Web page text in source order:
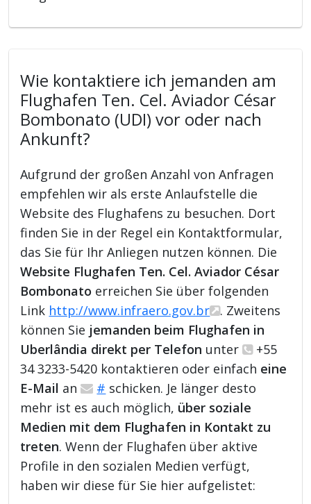
Wie kontaktiere ich jemanden am
Flughafen Ten. Cel. Aviador César
Bombonato (UDI) vor oder nach
Ankunft?
Aufgrund der großen Anzahl von Anfragen
empfehlen wir als erste Anlaufstelle die
Website des Flughafens zu besuchen. Dort
finden Sie in der Regel ein Kontaktformular,
das Sie für Ihr Anliegen nutzen können. Die
Website Flughafen Ten. Cel. Aviador César
Bombonato erreichen Sie über folgenden
Link http://www.infraero.gov.br
. Zweitens
können Sie jemanden beim Flughafen in
Uberlândia direkt per Telefon unter
+55
34 3233-5420 kontaktieren oder einfach eine
E-Mail an # schicken. Je länger desto
mehr ist es auch möglich, über soziale
Medien mit dem Flughafen in Kontakt zu
treten. Wenn der Flughafen über aktive
Profile in den sozialen Medien verfügt,
haben wir diese für Sie hier aufgelistet: